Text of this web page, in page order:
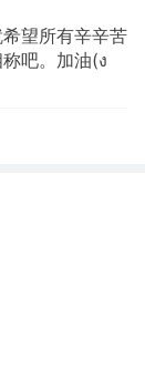
望所有辛辛苦
吧。加油(ง